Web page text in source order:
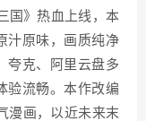
国》热血上线，本
汁原味，画质纯净
夸克、阿里云盘多
验流畅。本作改编
漫画，以近未来末